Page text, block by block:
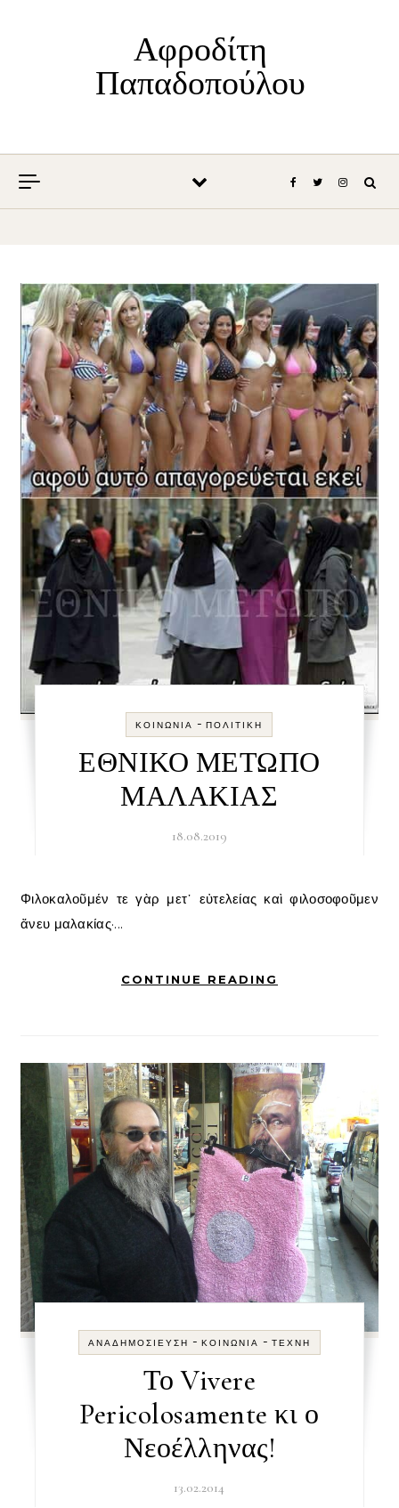
Αφροδίτη
Παπαδοπούλου
ΚΟΙΝΩΝΊΑ -ΠΟΛΙΤΙΚΉ
ΕΘΝΙΚΟ ΜΕΤΩΠΟ
ΜΑΛΑΚΙΑΣ
18.08.2019
Φιλοκαλοῦμέν τε γὰρ μετ᾽ εὐτελείας καὶ φιλοσοφοῦμεν
ἄνευ μαλακίας·...
CONTINUE READING
ΑΝΑΔΗΜΟΣΊΕΥΣΗ - ΚΟΙΝΩΝΊΑ - ΤΈΧΝΗ
Το Vivere
Pericolosamente κι ο
Νεοέλληνας!
13.02.2014